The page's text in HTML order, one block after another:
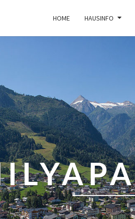
HOME HAUSINFO